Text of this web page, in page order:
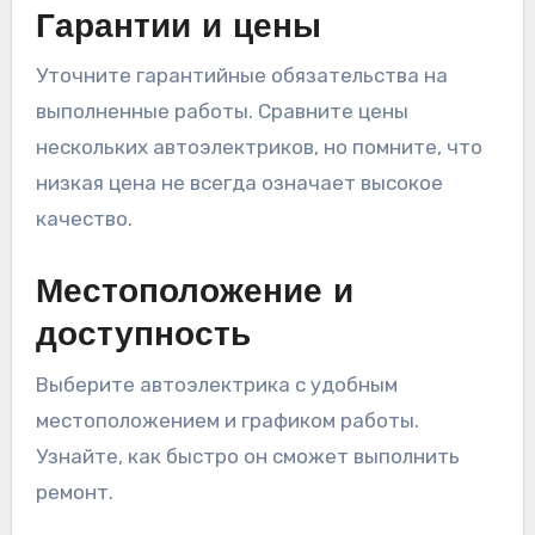
Гарантии и цены
Уточните гарантийные обязательства на
выполненные работы. Сравните цены
нескольких автоэлектриков, но помните, что
низкая цена не всегда означает высокое
качество.
Местоположение и
доступность
Выберите автоэлектрика с удобным
местоположением и графиком работы.
Узнайте, как быстро он сможет выполнить
ремонт.